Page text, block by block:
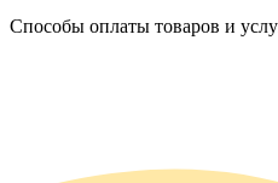
Способы оплаты товаров и